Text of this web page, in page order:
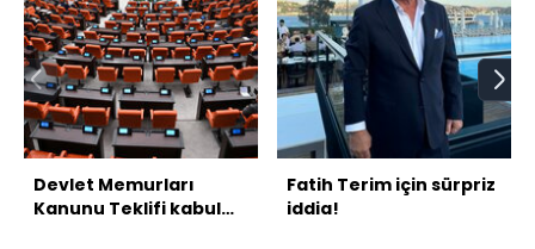
Devlet Memurları
Kanunu Teklifi kabul
Fatih Terim için sürpriz
iddia!